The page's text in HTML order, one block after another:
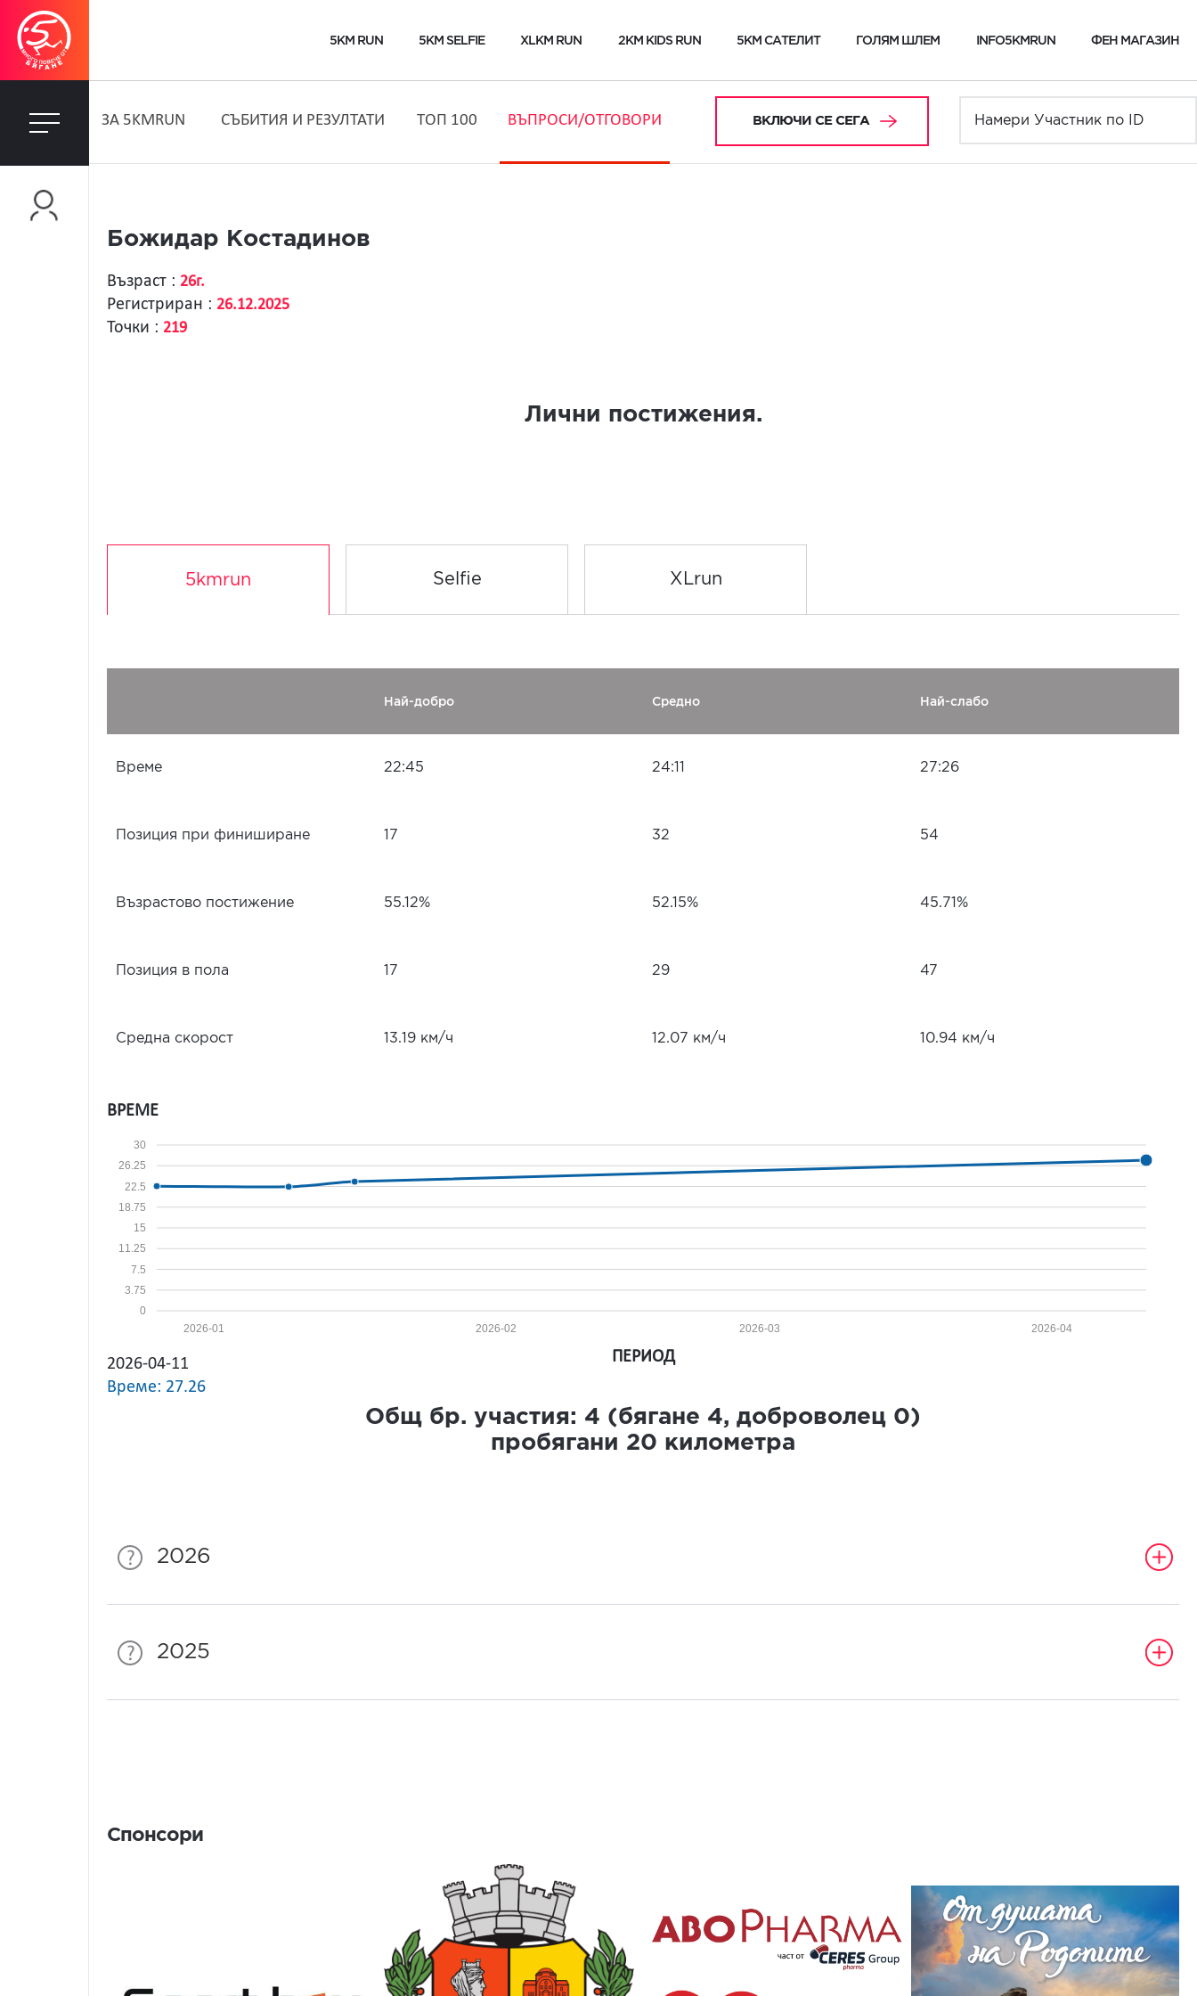
5KM RUN 5KM SELFIE XLKM RUN 2KM KIDS RUN 5KM САТЕЛИТ ГОЛЯМ ШЛЕМ INFO5KMRUN ФЕН МАГАЗИН
ЗA 5KMRUN СЪБИТИЯ И РЕЗУЛТАТИ ТОП 100 ВЪПРОСИ/ОТГОВОРИ ВКЛЮЧИ СЕ СЕГА
Божидар Костадинов
Възраст : 26г.
Регистриран : 26.12.2025
Точки : 219
Лични постижения.
5kmrun Selfie XLrun
Най-добро Средно Най-слабо
Време 22:45 24:11 27:26
Позиция при финиширане 17 32 54
Възрастово постижение 55.12% 52.15% 45.71%
Позиция в пола 17 29 47
Средна скорост 13.19 км/ч 12.07 км/ч 10.94 км/ч
ВРЕМЕ
0
3.75
7.5
11.25
15
18.75
22.5
26.25
30
2026-04
2026-03
2026-02
2026-01
2026-04-11
Време: 27.26
ПЕРИОД
Общ бр. участия: 4 (бягане 4, доброволец 0)
пробягани 20 километра
2026
2025
Спонсори